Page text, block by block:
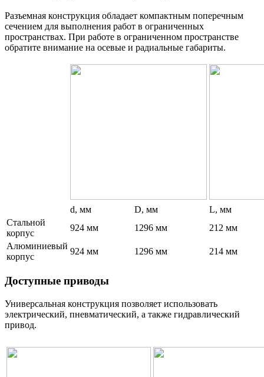
Разъемная конструкция обладает компактным поперечным
сечением для выполнения работ в ограниченных
пространствах. При работе в ограниченном пространстве
обратите внимание на осевые и радиальные габариты.
d, мм D, мм
L, мм
Стальной
корпус
924 мм 1296 мм
212 мм
Алюминиевый
корпус
924 мм 1296 мм 214 мм
Доступные приводы
Универсальная конструкция позволяет использовать
электрический, пневматический, а также гидравлический
привод.